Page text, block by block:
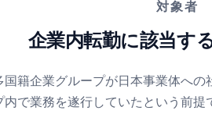
対象者
企業内転勤に該当す
籍企業グループが日本事業体への
で業務を遂行していたという前